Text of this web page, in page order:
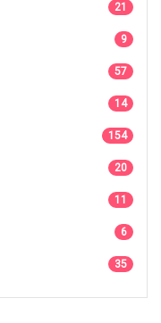
21
9
57
14
154
20
11
6
35